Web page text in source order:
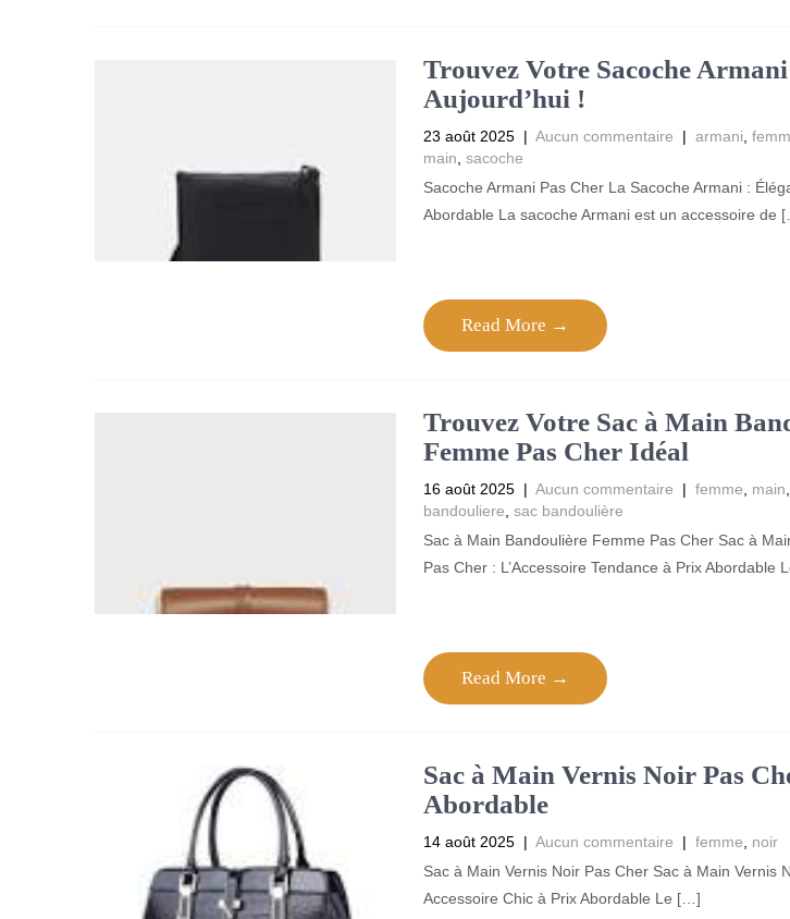
Trouvez Votre Sacoche
Aujourd’hui !
23 août 2025 | Aucun commentaire | armani
main sacoche
Sacoche Armani Pas Cher La Sacoche Armani :
Abordable La sacoche Armani est un accessoire de
Read More →
Trouvez Votre Sac à Main
Femme Pas Cher Idéal
16 août 2025 | Aucun commentaire | femme main
bandouliere sac bandoulière
Sac à Main Bandoulière Femme Pas Cher Sac à
Pas Cher : L’Accessoire Tendance à Prix Abordable
Read More →
Sac à Main Vernis Noir Pas
Abordable
14 août 2025 | Aucun commentaire | femme
noir
Sac à Main Vernis Noir Pas Cher Sac à Main Vernis
Accessoire Chic à Prix Abordable Le […]